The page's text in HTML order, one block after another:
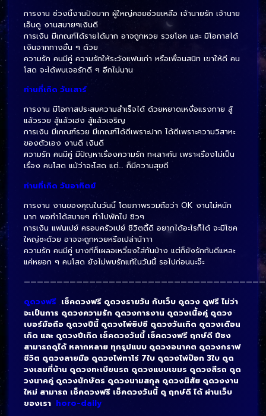
การงาน ช่วงนี้งานปังมาก ผู้ใหญ่คอยช่วยเหลือ เจ้านายรัก เจ้านาย
เอ็นดู งานสบายๆเงินดี
การเงิน มีเกณฑ์ได้รายได้มาก อาจถูกหวย รวยโชค และ มีโอกาสได้
เงินจากทางอื่น ๆ ด้วย
ความรัก คนมีคู่ ความรักให้ระวังแฟนเก่า หรือเพื่อนสนิท เขาให้ดี คน
โสด จะได้พบเจอรักดี ๆ อีกไม่นาน
ท่านที่เกิด วันเสาร์
การงาน มีโอกาสประสบความสำเร็จได้ ด้วยหยาดเหงื่อแรงกาย สู้
แล้วรวย สู้แล้วเฮง สู้แล้วเจริญ
การเงิน มีเกณฑ์รวย มีเกณฑ์ได้ดีเพราะปาก ได้ดีเพราะความวิสาหะ
ของตัวเอง งานดี เงินดี
ความรัก คนมีคู่ มีปัญหาเรื่องความรัก ทะเลาะกัน เพราะเรื่องไม่เป็น
เรื่อง คนโสด แม้ว่าจะโสด แต่… ก็มีความสุขดี
ท่านที่เกิด วันอาทิตย์
การงาน งานของคุณในวันนี้ โดยภาพรวมถือว่า OK งานไม่หนัก
มาก พอทำได้สบายๆ ทำไปพักไป ชิวๆ
การเงิน แฟนเปย์ ครอบครัวเปย์ ชีวิตดี้ดี อยากได้อะไรก็ได้ จะมีโชค
ใหญ่ซะด้วย อาจจะถูกหวยหรือเปล่าน้าาา
ความรัก คนมีคู่ บางทีก็เผลอเหวี่ยงใส่กันบ้าง แต่ก็ยังรักกันดีแหละ
แค่หยอก ๆ คนโสด ยังไม่พบรักแท้ในวันนี้ รอไปก่อนนะจ๊ะ
ดูดวงฟรี เช็คดวงฟรี ดูดวงรายวัน กับเว็บ ดูดวง ดูฟรี ไม่ว่า
จะเป็นการ ดูดวงความรัก ดูดวงการงาน ดูดวงเนื้อคู่ ดูดวง
เบอร์มือถือ ดูดวงปีนี้ ดูดวงไพ่ยิปซี ดูดวงวันเกิด ดูดวงเดือน
เกิด และ ดูดวงปีเกิด เช็คดวงวันนี้ เช็คดวงฟรี ฤกษ์ดี ปีชง
สามารถดูได้ หลากหลาย ทุกรูปแบบ ดูดวงอนาคต ดูดวงกราฟ
ชีวิต ดูดวงลายมือ ดูดวงไพ่ทาโร่ 7ใบ ดูดวงไพ่ป๊อก 3ใบ ดูด
วงเลขที่บ้าน ดูดวงทะเบียนรถ ดูดวงแบบเขมร ดูดวงสีรถ ดูด
วงนาคคู่ ดูดวงนักษัตร ดูดวงนามสกุล ดูดวงนิสัย ดูดวงงาน
ใหม่ สามารถ เช็คดวงฟรี เช็คดวงวันนี้ ดู ฤกษ์ดี ได้ ผ่านเว็บ
ของเรา horo-daily